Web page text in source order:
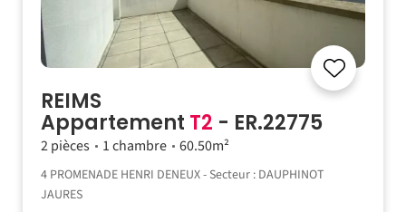
REIMS
Appartement T2 - ER.22775
2 pièces 1 chambre 60.50m²
4 PROMENADE HENRI DENEUX - Secteur : DAUPHINOT
JAURES